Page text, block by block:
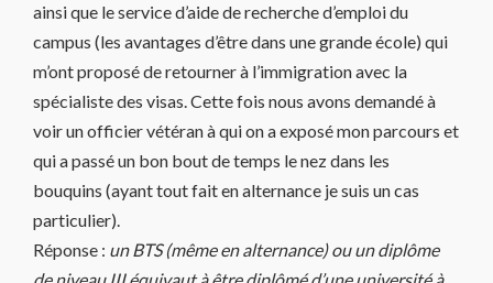
ainsi que le service d’aide de recherche d’emploi du
campus (les avantages d’être dans une grande école) qui
m’ont proposé de retourner à l’immigration avec la
spécialiste des visas. Cette fois nous avons demandé à
voir un officier vétéran à qui on a exposé mon parcours et
qui a passé un bon bout de temps le nez dans les
bouquins (ayant tout fait en alternance je suis un cas
particulier).
Réponse : un BTS (même en alternance) ou un diplôme